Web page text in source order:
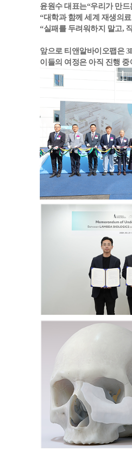
윤원수 대표는“우리가 만
“대학과 함께 세계 재생의
“실패를 두려워하지 말고,
앞으로 티앤알바이오팹은
이들의 여정은 아직 진행